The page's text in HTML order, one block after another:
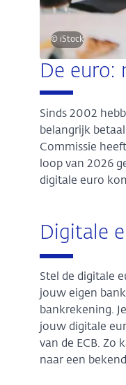
© iStock
De euro:
Sinds 2002
belangrijk
Commissie
loop van 2026
digitale euro
Digitale
Stel de digitale
jouw eigen
bankrekening.
jouw digitale
van de ECB. Zo
naar een